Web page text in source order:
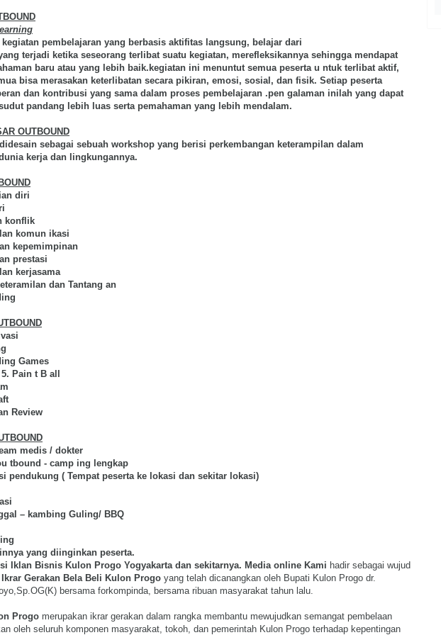
pembelajaran yang berbasis aktifitas langsung, belajar dari
terjadi ketika seseorang terlibat suatu kegiatan, merefleksikannya sehingga mendapat
baru atau yang lebih baik.kegiatan ini menuntut semua peserta u ntuk terlibat aktif,
bisa merasakan keterlibatan secara pikiran, emosi, sosial, dan fisik. Setiap peserta
dan kontribusi yang sama dalam proses pembelajaran .pen galaman inilah yang dapat
pandang lebih luas serta pemahaman yang lebih mendalam.
OUTBOUND
sebagai sebuah workshop yang berisi perkembangan keterampilan dalam
kerja dan lingkungannya.
diri
konflik
komun ikasi
kepemimpinan
prestasi
kerjasama
dan Tantang an
Games
Pain t B all
Review
medis / dokter
tbound - camp ing lengkap
pendukung ( Tempat peserta ke lokasi dan sekitar lokasi)
– kambing Guling/ BBQ
yang diinginkan peserta.
Iklan Bisnis Kulon Progo Yogyakarta dan sekitarnya. Media online Kami hadir sebagai wujud
Ikrar Gerakan Bela Beli Kulon Progo yang telah dicanangkan oleh Bupati Kulon Progo dr.
bersama forkompinda, bersama ribuan masyarakat tahun lalu.
Progo merupakan ikrar gerakan dalam rangka membantu mewujudkan semangat pembelaan
oleh seluruh komponen masyarakat, tokoh, dan pemerintah Kulon Progo terhadap kepentingan